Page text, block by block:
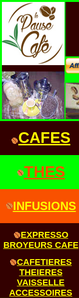
CAFES
THES
INFUSIONS
EXPRESSO
BROYEURS CAFE
CAFETIERES
THEIERES
VAISSELLE
ACCESSOIRES